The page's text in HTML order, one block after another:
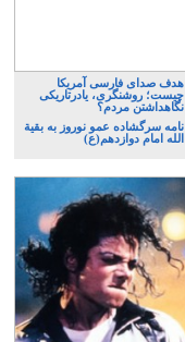
هدف صدای فارسی آمریکا
چیست؛ روشنگری، یادرتاریکی
نگاهداشتن مردم؟
نامه سرگشاده عمو نوروز به بقیة
الله امام دوازدهم(ع)